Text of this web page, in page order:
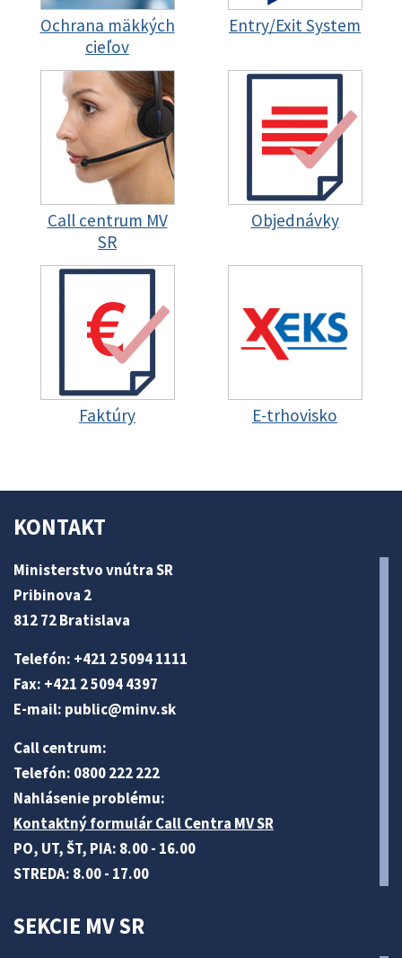
Ochrana mäkkých
cieľov
Entry/Exit System
Call centrum MV
SR
Objednávky
Faktúry E-trhovisko
KONTAKT
Ministerstvo vnútra SR
Pribinova 2
812 72 Bratislava
Telefón: +421 2 5094 1111
Fax: +421 2 5094 4397
E-mail: public@minv.sk
Call centrum:
Telefón: 0800 222 222
Nahlásenie problému:
Kontaktný formulár Call Centra MV SR
PO, UT, ŠT, PIA: 8.00 - 16.00
STREDA: 8.00 - 17.00
SEKCIE MV SR